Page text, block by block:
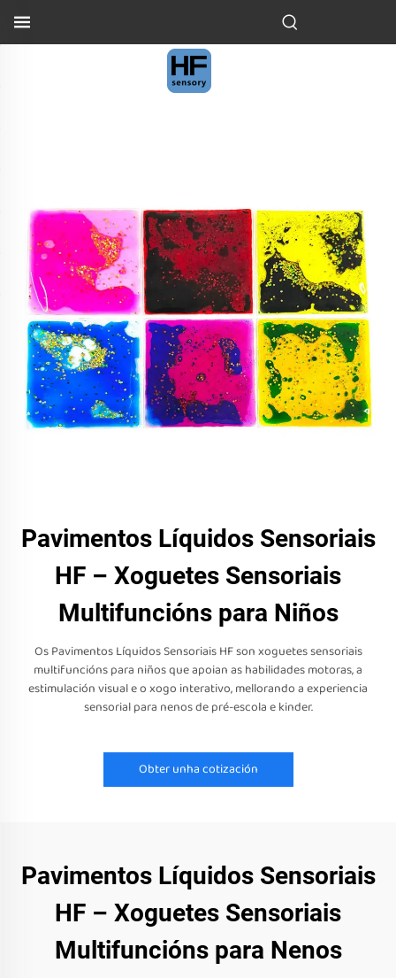
Pavimentos Líquidos Sensoriais
HF – Xoguetes Sensoriais
Multifuncións para Niños
Os Pavimentos Líquidos Sensoriais HF son xoguetes sensoriais
multifuncións para niños que apoian as habilidades motoras, a
estimulación visual e o xogo interativo, mellorando a experiencia
sensorial para nenos de pré-escola e kinder.
Obter unha cotización
Pavimentos Líquidos Sensoriais
HF – Xoguetes Sensoriais
Multifuncións para Nenos